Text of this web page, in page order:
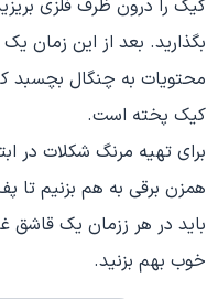
بگذارید. بعد از این زمان
محتویات به چنگال بچسبد
کیک پخته است.
برای تهیه مرنگ شکلات در
همزن برقی به هم بزنیم تا
باید در هر ززمان یک قاشق
خوب بهم بزنید.